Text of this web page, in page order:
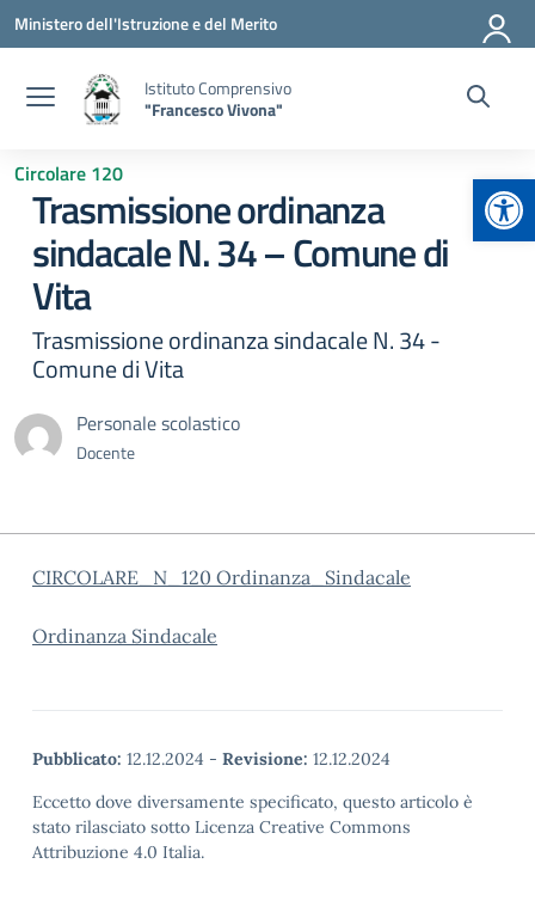
Vai ai contenuti
Vai al menu di navigazione
Vai al footer
Ministero dell'Istruzione e del Merito
Istituto Comprensivo
"Francesco Vivona"
Circolare 120
Trasmissione ordinanza
sindacale N. 34 – Comune di
Vita
Trasmissione ordinanza sindacale N. 34 -
Comune di Vita
Personale scolastico
Docente
CIRCOLARE_N_120 Ordinanza_Sindacale
Ordinanza Sindacale
Pubblicato: 12.12.2024 - Revisione: 12.12.2024
Eccetto dove diversamente specificato, questo articolo è
stato rilasciato sotto Licenza Creative Commons
Attribuzione 4.0 Italia.